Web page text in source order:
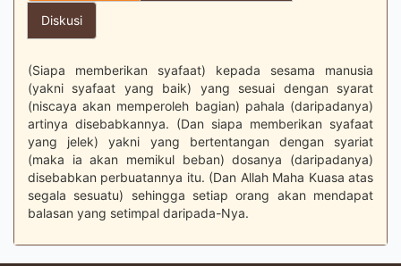
Diskusi
(Siapa memberikan syafaat) kepada sesama manusia
(yakni syafaat yang baik) yang sesuai dengan syarat
(niscaya akan memperoleh bagian) pahala (daripadanya)
artinya disebabkannya. (Dan siapa memberikan syafaat
yang jelek) yakni yang bertentangan dengan syariat
(maka ia akan memikul beban) dosanya (daripadanya)
disebabkan perbuatannya itu. (Dan Allah Maha Kuasa atas
segala sesuatu) sehingga setiap orang akan mendapat
balasan yang setimpal daripada-Nya.